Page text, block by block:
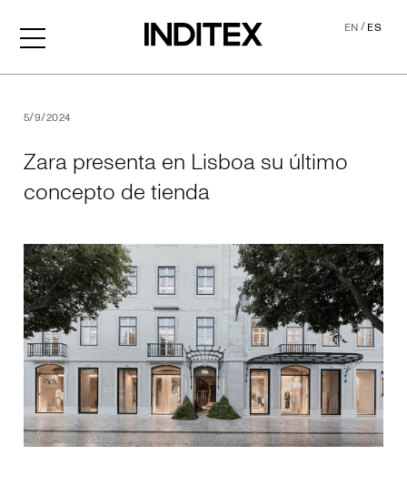
EN/ES
5/9/2024
Zara presenta en Lisboa su último
concepto de tienda